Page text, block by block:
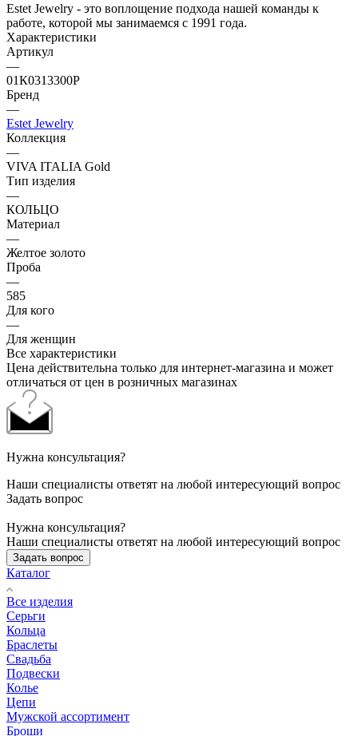
Estet Jewelry - это воплощение подхода нашей команды к
работе, которой мы занимаемся с 1991 года.
Характеристики
Артикул
—
01К0313300Р
Бренд
—
Estet Jewelry
Коллекция
—
VIVA ITALIA Gold
Тип изделия
—
КОЛЬЦО
Материал
—
Желтое золото
Проба
—
585
Для кого
—
Для женщин
Все характеристики
Цена действительна только для интернет-магазина и может
отличаться от цен в розничных магазинах
Нужна консультация?
Наши специалисты ответят на любой интересующий вопрос
Задать вопрос
Нужна консультация?
Наши специалисты ответят на любой интересующий вопрос
Задать вопрос
Каталог
Все изделия
Серьги
Кольца
Браслеты
Свадьба
Подвески
Колье
Цепи
Мужской ассортимент
Броши